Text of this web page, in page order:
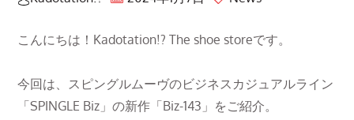
こんにちは！Kadotation!? The shoe storeです。
今回は、スピングルムーヴのビジネスカジュアルライン
「SPINGLE Biz」の新作「Biz-143」をご紹介。